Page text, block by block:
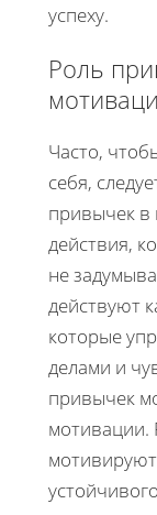
успеху.
Роль
Часто,
себя,
привычек в
действия,
не
действуют
которые
делами и
привычек
мотивации.